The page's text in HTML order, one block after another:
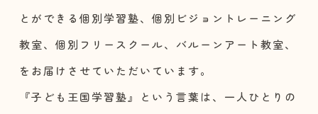
とができる個別学習塾、個別ビジョントレーニング
教室、個別フリースクール、バルーンアート教室、
をお届けさせていただいています。
『子ども王国学習塾』という言葉は、一人ひとりの